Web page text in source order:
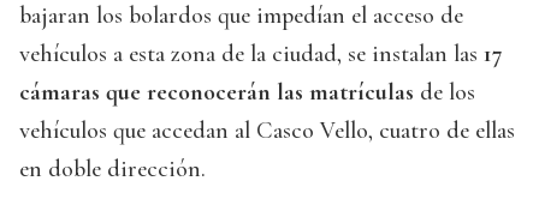
bajaran los bolardos que impedían el acceso de
vehículos a esta zona de la ciudad, se instalan las 17
cámaras que reconocerán las matrículas de los
vehículos que accedan al Casco Vello, cuatro de ellas
en doble dirección.